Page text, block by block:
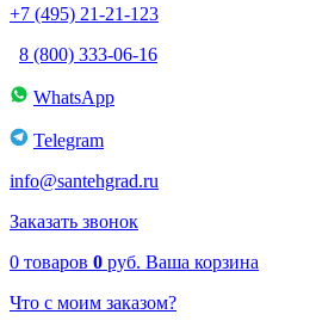
+7 (495) 21-21-123
8 (800) 333-06-16
WhatsApp
Telegram
info@santehgrad.ru
Заказать звонок
0 товаров 0 руб. Ваша корзина
Что с моим заказом?